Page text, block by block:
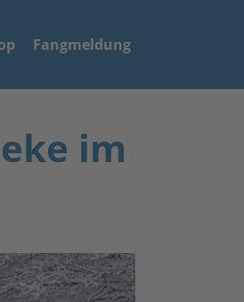
Fangmeldung
im